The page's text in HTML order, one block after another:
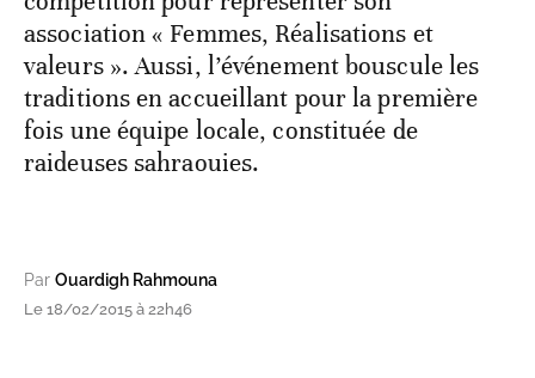
association « Femmes, Réalisations et
valeurs ». Aussi, l’événement bouscule les
traditions en accueillant pour la première
fois une équipe locale, constituée de
raideuses sahraouies.
Par Ouardigh Rahmouna
Le 18/02/2015 à 22h46